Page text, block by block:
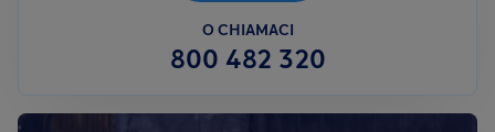
O CHIAMACI
800 482 320